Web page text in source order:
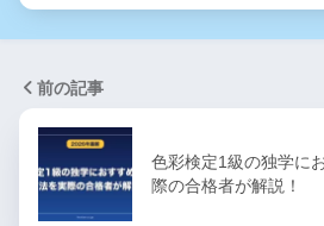
前の記事
色彩検定1級の独学に
際の合格者が解説！